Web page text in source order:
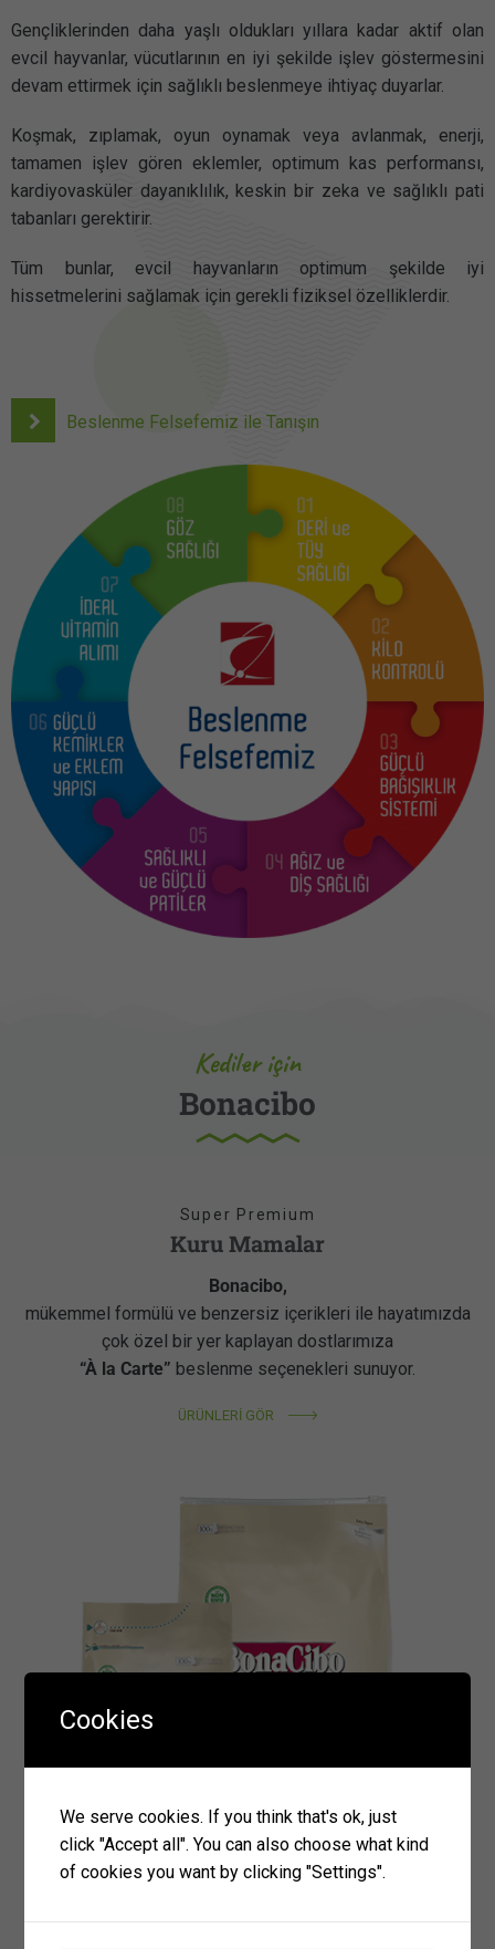
Gençliklerinden daha yaşlı oldukları yıllara kadar aktif olan
evcil hayvanlar, vücutlarının en iyi şekilde işlev göstermesini
devam ettirmek için sağlıklı beslenmeye ihtiyaç duyarlar.
Koşmak, zıplamak, oyun oynamak veya avlanmak, enerji,
tamamen işlev gören eklemler, optimum kas performansı,
kardiyovasküler dayanıklılık, keskin bir zeka ve sağlıklı pati
tabanları gerektirir.
Tüm bunlar, evcil hayvanların optimum şekilde iyi
hissetmelerini sağlamak için gerekli fiziksel özelliklerdir.
Beslenme Felsefemiz ile Tanışın
Kediler için
Bonacibo
Super Premium
Kuru Mamalar
Bonacibo,
mükemmel formülü ve benzersiz içerikleri ile hayatımızda
çok özel bir yer kaplayan dostlarımıza
“À la Carte” beslenme seçenekleri sunuyor.
ÜRÜNLERİ GÖR
Cookies
We serve cookies. If you think that's ok, just
click "Accept all". You can also choose what kind
of cookies you want by clicking "Settings".